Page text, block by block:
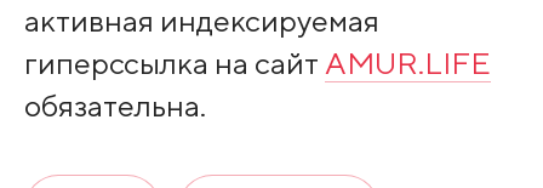
активная индексируемая
гиперссылка на сайт AMUR.LIFE
обязательна.